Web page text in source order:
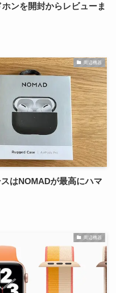
ンを開封からレビューま
周辺機器
はNOMADが最高にハマ
周辺機器